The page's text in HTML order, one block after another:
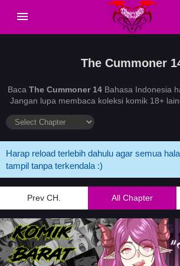
The Cummoner
Baca The Cummoner 14 Bahasa Indonesia
Jangan lupa membaca koleksi komik 18+
Harap reload terlebih dahulu agar semua
tampil tanpa terkendala :)
Prev CH. All Chapter